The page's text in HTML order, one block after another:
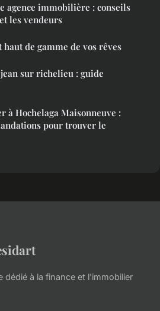
agence immobilière : conseils
les vendeurs
de gamme de vos rêves
sur richelieu : guide
Hochelaga Maisonneuve :
pour trouver le
dédié à la finance et l'immobilier